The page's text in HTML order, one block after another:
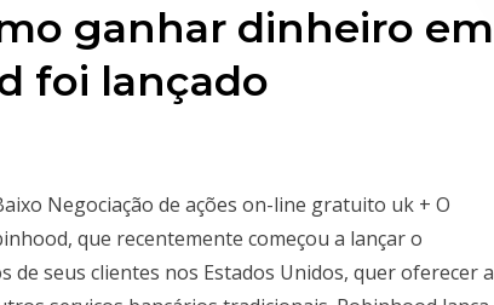
ganhar dinheiro em
foi lançado
Negociação de ações on-line gratuito uk + O
que recentemente começou a lançar o
de seus clientes nos Estados Unidos, quer oferecer a